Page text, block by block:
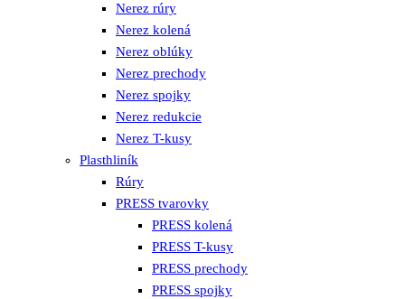
Nerez rúry
Nerez kolená
Nerez oblúky
Nerez prechody
Nerez spojky
Nerez redukcie
Nerez T-kusy
Plasthliník
Rúry
PRESS tvarovky
PRESS kolená
PRESS T-kusy
PRESS prechody
PRESS spojky